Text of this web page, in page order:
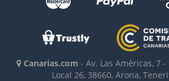
Canarias.com - Av. Las Américas, 7
Local 26, 38660, Arona,